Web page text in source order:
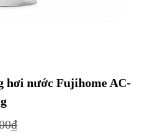
hơi nước Fujihome AC-